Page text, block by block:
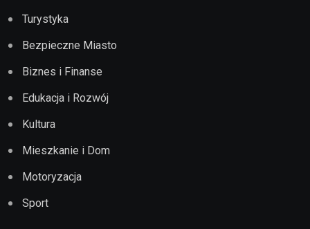
Turystyka
Bezpieczne Miasto
Biznes i Finanse
Edukacja i Rozwój
Kultura
Mieszkanie i Dom
Motoryzacja
Sport